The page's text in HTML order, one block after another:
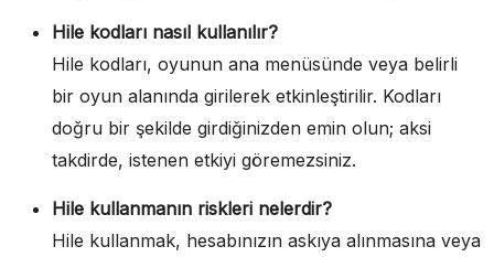
Hile kodları nasıl kullanılır?
Hile kodları, oyunun ana menüsünde veya belirli
bir oyun alanında girilerek etkinleştirilir. Kodları
doğru bir şekilde girdiğinizden emin olun; aksi
takdirde, istenen etkiyi göremezsiniz.
Hile kullanmanın riskleri nelerdir?
Hile kullanmak, hesabınızın askıya alınmasına veya